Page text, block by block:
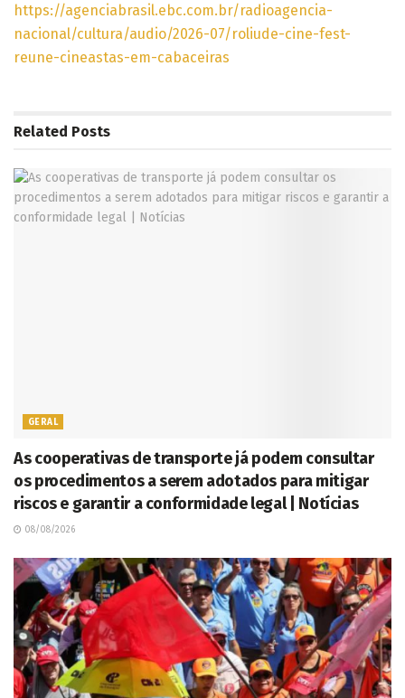
https://agenciabrasil.ebc.com.br/radioagencia-
nacional/cultura/audio/2026-07/roliude-cine-fest-
reune-cineastas-em-cabaceiras
Related Posts
GERAL
As cooperativas de transporte já podem consultar
os procedimentos a serem adotados para mitigar
riscos e garantir a conformidade legal | Notícias
08/08/2026